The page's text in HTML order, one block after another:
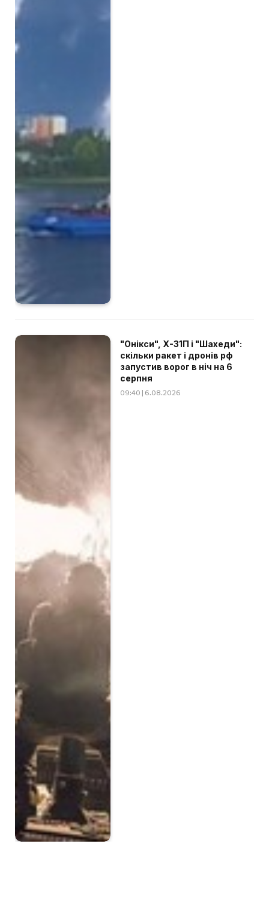
"Онікси", Х-31П і "Шахеди":
скільки ракет і дронів рф
запустив ворог в ніч на 6
серпня
09:40 | 6.08.2026